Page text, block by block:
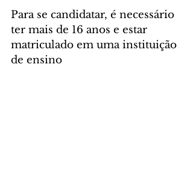
Para se candidatar, é necessário
ter mais de 16 anos e estar
matriculado em uma instituição
de ensino